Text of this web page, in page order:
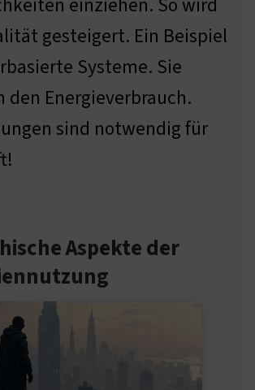
gesteigert. Ein Beispiel
Systeme. Sie
Energieverbrauch.
sind notwendig für
Aspekte der